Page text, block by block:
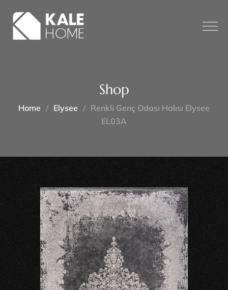
Shop
Home Elysee
Renkli Genç Odası Halısı Elysee
EL03A